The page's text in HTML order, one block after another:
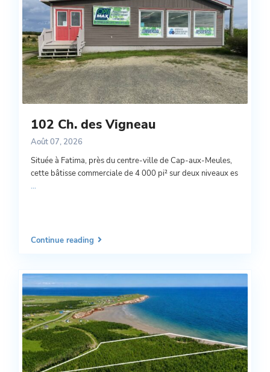
102 Ch. des Vigneau
Août 07, 2026
Située à Fatima, près du centre-ville de Cap-aux-Meules,
cette bâtisse commerciale de 4 000 pi² sur deux niveaux es
...
Continue reading